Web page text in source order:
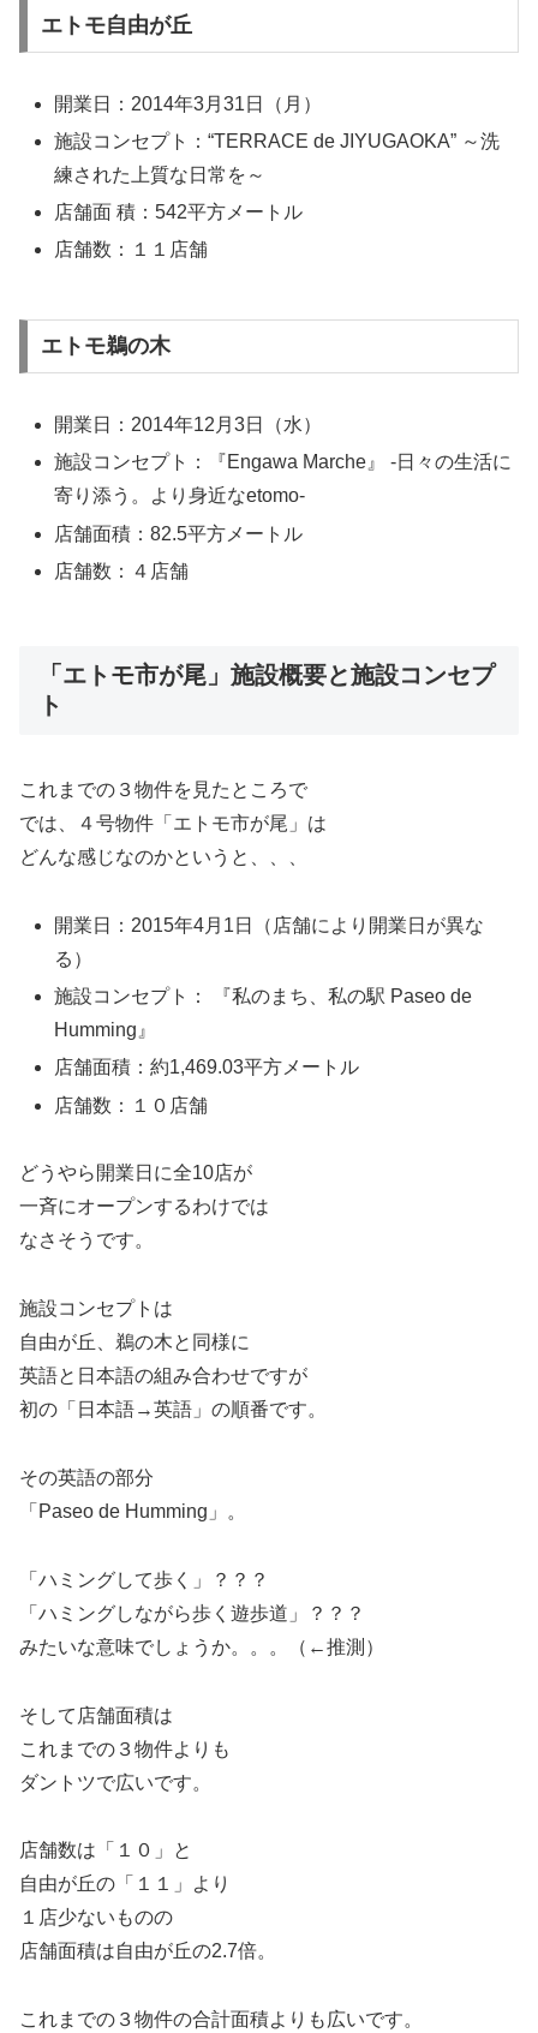
エトモ自由が丘
開業日：2014年3月31日（月）
施設コンセプト：“TERRACE de JIYUGAOKA” ～洗
練された上質な日常を～
店舗面 積：542平方メートル
店舗数：１１店舗
エトモ鵜の木
開業日：2014年12月3日（水）
施設コンセプト：『Engawa Marche』 -日々の生活に
寄り添う。より身近なetomo-
店舗面積：82.5平方メートル
店舗数：４店舗
「エトモ市が尾」施設概要と施設コンセプ
ト
これまでの３物件を見たところで
では、４号物件「エトモ市が尾」は
どんな感じなのかというと、、、
開業日：2015年4月1日（店舗により開業日が異な
る）
施設コンセプト： 『私のまち、私の駅 Paseo de
Humming』
店舗面積：約1,469.03平方メートル
店舗数：１０店舗
どうやら開業日に全10店が
一斉にオープンするわけでは
なさそうです。
施設コンセプトは
自由が丘、鵜の木と同様に
英語と日本語の組み合わせですが
初の「日本語→英語」の順番です。
その英語の部分
「Paseo de Humming」。
「ハミングして歩く」？？？
「ハミングしながら歩く遊歩道」？？？
みたいな意味でしょうか。。。（←推測）
そして店舗面積は
これまでの３物件よりも
ダントツで広いです。
店舗数は「１０」と
自由が丘の「１１」より
１店少ないものの
店舗面積は自由が丘の2.7倍。
これまでの３物件の合計面積よりも広いです。